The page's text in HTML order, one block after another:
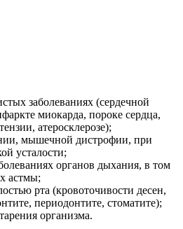
заболеваниях (сердечной
миокарда, пороке сердца,
атеросклерозе);
мышечной дистрофии, при
усталости;
органов дыхания, в том
астмы;
рта (кровоточивости десен,
периодонтите, стоматите);
организма.